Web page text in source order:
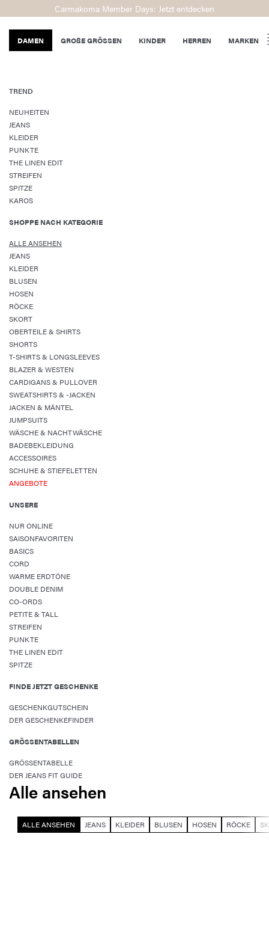
Carmakoma Member Days: Jetzt entdecken
DAMEN GROßE GRÖSSEN KINDER HERREN MARKEN
TREND
NEUHEITEN
JEANS
KLEIDER
PUNKTE
THE LINEN EDIT
STREIFEN
SPITZE
KAROS
SHOPPE NACH KATEGORIE
ALLE ANSEHEN
JEANS
KLEIDER
BLUSEN
HOSEN
RÖCKE
SKORT
OBERTEILE & SHIRTS
SHORTS
T-SHIRTS & LONGSLEEVES
BLAZER & WESTEN
CARDIGANS & PULLOVER
SWEATSHIRTS & -JACKEN
JACKEN & MÄNTEL
JUMPSUITS
WÄSCHE & NACHTWÄSCHE
BADEBEKLEIDUNG
ACCESSOIRES
SCHUHE & STIEFELETTEN
ANGEBOTE
UNSERE
NUR ONLINE
SAISONFAVORITEN
BASICS
CORD
WARME ERDTÖNE
DOUBLE DENIM
CO-ORDS
PETITE & TALL
STREIFEN
PUNKTE
THE LINEN EDIT
SPITZE
FINDE JETZT GESCHENKE
GESCHENKGUTSCHEIN
DER GESCHENKEFINDER
GRÖSSENTABELLEN
GRÖSSENTABELLE
DER JEANS FIT GUIDE
Alle ansehen
ALLE ANSEHEN JEANS KLEIDER BLUSEN HOSEN RÖCKE